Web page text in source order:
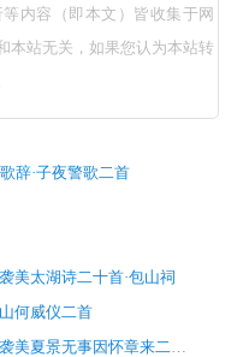
内容（即本文）皆收集于网
本站无关，如果您认为本站转
辞·子夜警歌二首
美太湖诗二十首·包山祠
何威仪二首
奉和袭美夏景无事因怀章来二上人次韵